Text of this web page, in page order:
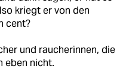
kriegt er von den
cent?
und raucherinnen, die
eben nicht.